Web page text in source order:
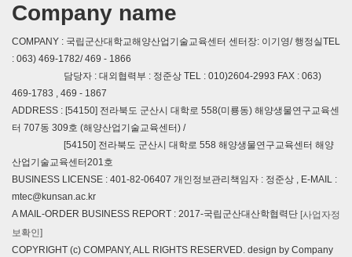
Company name
COMPANY : 국립군산대학교해양산업기술교육센터 센터장: 이기영/ 행정실TEL
: 063) 469-1782/ 469 - 1866
담당자 : 대외협력부 : 정준상 TEL : 010)2604-2993 FAX : 063)
469-1783 , 469 - 1867
ADDRESS : [54150] 전라북도 군산시 대학로 558(미룡동) 해양생물연구교육센
터 707동 309호 (해양산업기술교육센터) /
[54150] 전라북도 군산시 대학로 558 해양생물연구교육센터 해양
산업기술교육센터201호
BUSINESS LICENSE : 401-82-06407 개인정보관리책임자 : 정준상 , E-MAIL :
mtec@kunsan.ac.kr
A MAIL-ORDER BUSINESS REPORT : 2017-국립군산대산학협력단 [사업자정
보확인]
COPYRIGHT (c) COMPANY, ALL RIGHTS RESERVED. design by Company